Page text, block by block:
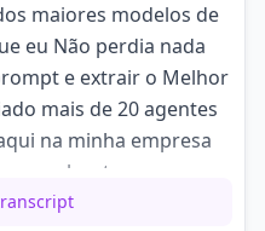
maiores modelos de
eu Não perdia nada
e extrair o Melhor
mais de 20 agentes
na minha empresa
e ganhar tempo e que